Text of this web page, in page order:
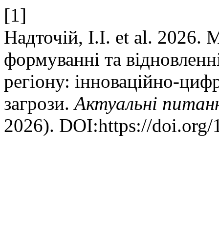
[1]
Надточій, І.І. et al. 2026.
формуванні та
регіону: інноваційно-
загрози.Актуальні
2026). DOI:https://doi.org/